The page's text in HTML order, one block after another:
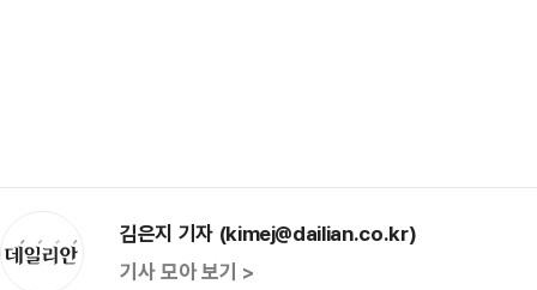
김은지 기자 (kimej@dailian.co.kr)
기사 모아 보기 >